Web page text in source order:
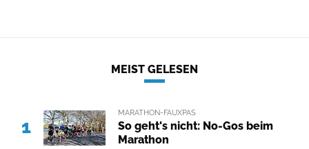
MEIST GELESEN
1
MARATHON-FAUXPAS
So geht's nicht: No-Gos beim
Marathon